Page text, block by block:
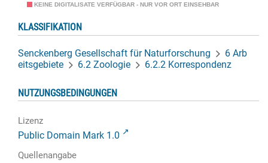
KEINE DIGITALISATE VERFÜGBAR - NUR VOR ORT EINSEHBAR
KLASSIFIKATION
Senckenberg Gesellschaft für Naturforschung
6 Arb
eitsgebiete
6.2 Zoologie 6.2.2 Korrespondenz
NUTZUNGSBEDINGUNGEN
Lizenz
Public Domain Mark 1.0
Quellenangabe